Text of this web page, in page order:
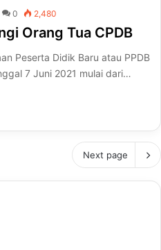
0 2,480
Orang Tua CPDB
Peserta Didik Baru atau PPDB
7 Juni 2021 mulai dari…
Next page